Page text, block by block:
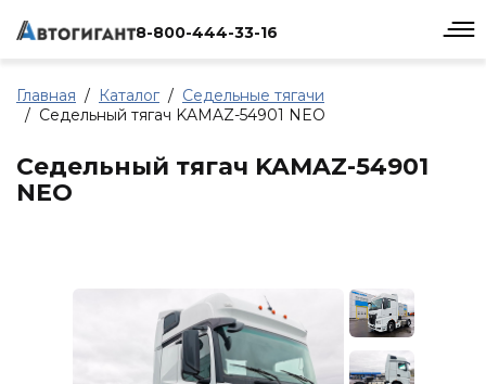
8-800-444-33-16
Главная Каталог
Седельные тягачи
Седельный тягач KAMAZ-54901 NEO
Седельный тягач KAMAZ-54901
NEO